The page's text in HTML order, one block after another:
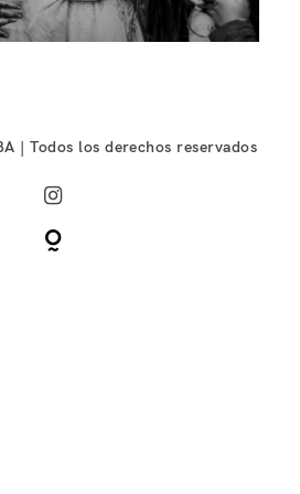
| Todos los derechos reservados